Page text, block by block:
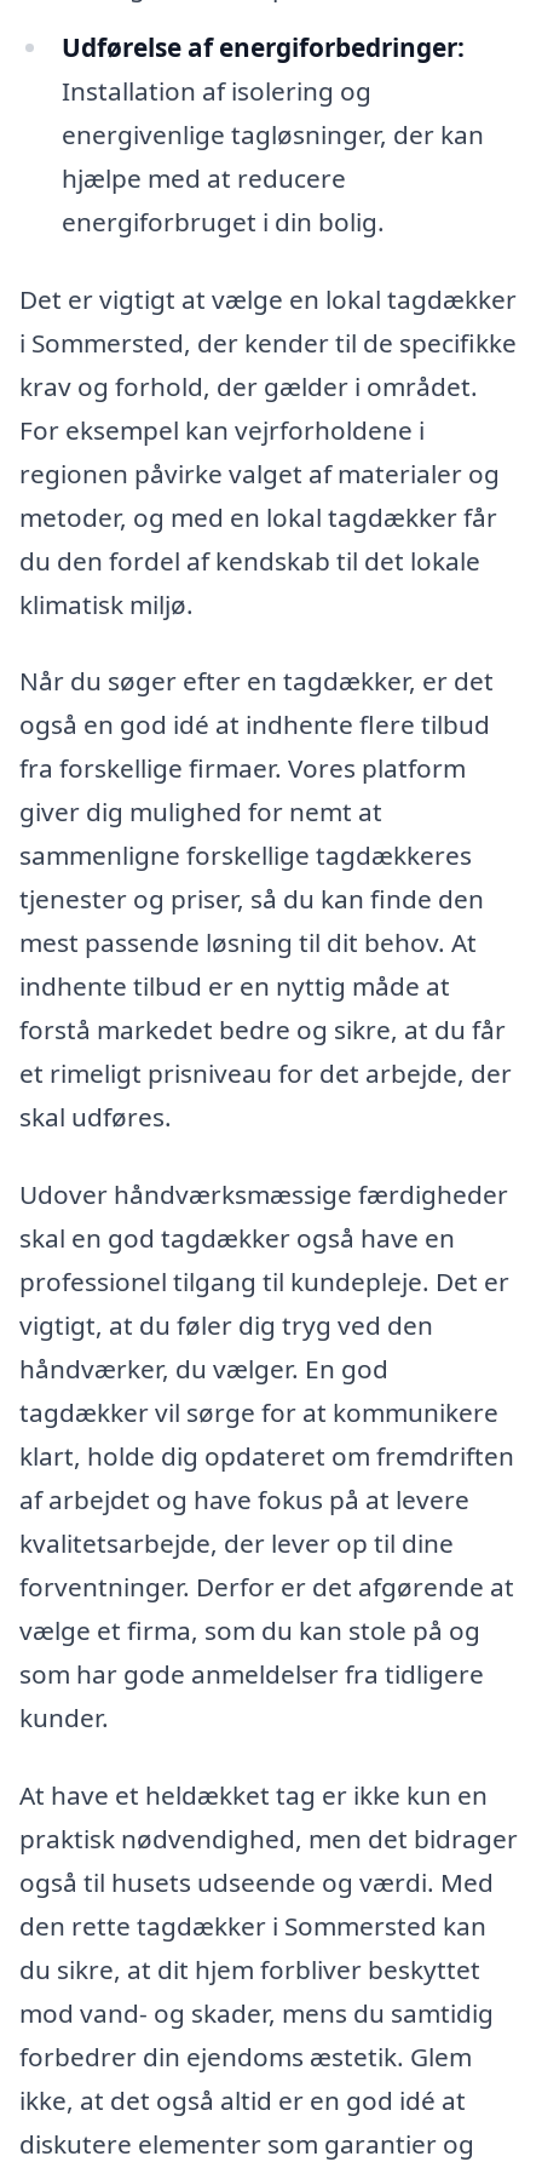
Udførelse af energiforbedringer:
Installation af isolering og
energivenlige tagløsninger, der kan
hjælpe med at reducere
energiforbruget i din bolig.
Det er vigtigt at vælge en lokal tagdækker
i Sommersted, der kender til de specifikke
krav og forhold, der gælder i området.
For eksempel kan vejrforholdene i
regionen påvirke valget af materialer og
metoder, og med en lokal tagdækker får
du den fordel af kendskab til det lokale
klimatisk miljø.
Når du søger efter en tagdækker, er det
også en god idé at indhente flere tilbud
fra forskellige firmaer. Vores platform
giver dig mulighed for nemt at
sammenligne forskellige tagdækkeres
tjenester og priser, så du kan finde den
mest passende løsning til dit behov. At
indhente tilbud er en nyttig måde at
forstå markedet bedre og sikre, at du får
et rimeligt prisniveau for det arbejde, der
skal udføres.
Udover håndværksmæssige færdigheder
skal en god tagdækker også have en
professionel tilgang til kundepleje. Det er
vigtigt, at du føler dig tryg ved den
håndværker, du vælger. En god
tagdækker vil sørge for at kommunikere
klart, holde dig opdateret om fremdriften
af arbejdet og have fokus på at levere
kvalitetsarbejde, der lever op til dine
forventninger. Derfor er det afgørende at
vælge et firma, som du kan stole på og
som har gode anmeldelser fra tidligere
kunder.
At have et heldækket tag er ikke kun en
praktisk nødvendighed, men det bidrager
også til husets udseende og værdi. Med
den rette tagdækker i Sommersted kan
du sikre, at dit hjem forbliver beskyttet
mod vand- og skader, mens du samtidig
forbedrer din ejendoms æstetik. Glem
ikke, at det også altid er en god idé at
diskutere elementer som garantier og